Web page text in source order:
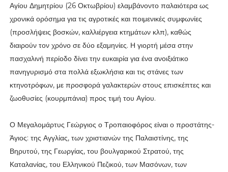
Αγίου Δημητρίου (26 Οκτωβρίου) ελαμβάνοντο παλαιότερα ως
χρονικά ορόσημα για τις αγροτικές και ποιμενικές συμφωνίες
(προσλήψεις βοσκών, καλλιέργεια κτημάτων κλπ), καθώς
διαιρούν τον χρόνο σε δύο εξαμηνίες. Η γιορτή μέσα στην
πασχαλινή περίοδο δίνει την ευκαιρία για ένα ανοιξιάτικο
πανηγυρισμό στα πολλά εξωκλήσια και τις στάνες των
κτηνοτρόφων, με προσφορά γαλακτερών στους επισκέπτες και
ζωοθυσίες (κουρμπάνια) προς τιμή του Αγίου.
Ο Μεγαλομάρτυς Γεώργιος ο Τροπαιοφόρος είναι ο προστάτης-
Άγιος: της Αγγλίας, των χριστιανών της Παλαιστίνης, της
Βηρυτού, της Γεωργίας, του βουλγαρικού Στρατού, της
Καταλανίας, του Ελληνικού Πεζικού, των Μασόνων, των